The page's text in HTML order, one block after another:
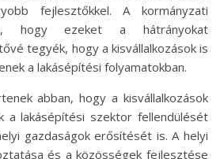
fejlesztőkkel. A kormányzati
hogy ezeket a hátrányokat
tegyék, hogy a kisvállalkozások is
a lakásépítési folyamatokban.
abban, hogy a kisvállalkozások
a lakásépítési szektor fellendülését
gazdaságok erősítését is. A helyi
és a közösségek fejlesztése